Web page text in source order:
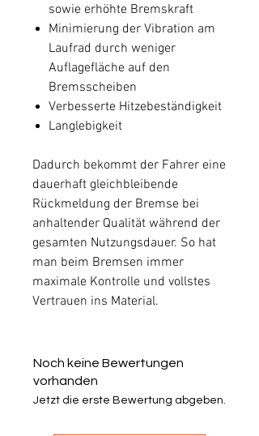
sowie erhöhte Bremskraft
Minimierung der Vibration am
Laufrad durch weniger
Auflagefläche auf den
Bremsscheiben
Verbesserte Hitzebeständigkeit
Langlebigkeit
Dadurch bekommt der Fahrer eine
dauerhaft gleichbleibende
Rückmeldung der Bremse bei
anhaltender Qualität während der
gesamten Nutzungsdauer. So hat
man beim Bremsen immer
maximale Kontrolle und vollstes
Vertrauen ins Material.
Noch keine Bewertungen
vorhanden
Jetzt die erste Bewertung abgeben.